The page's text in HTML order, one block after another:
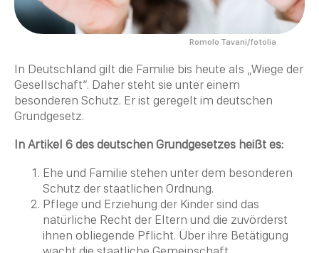
Romolo Tavani/fotolia
In Deutschland gilt die Familie bis heute als „Wiege der
Gesellschaft“. Daher steht sie unter einem
besonderen Schutz. Er ist geregelt im deutschen
Grundgesetz.
In Artikel 6 des deutschen Grundgesetzes heißt es:
Ehe und Familie stehen unter dem besonderen
Schutz der staatlichen Ordnung.
Pflege und Erziehung der Kinder sind das
natürliche Recht der Eltern und die zuvörderst
ihnen obliegende Pflicht. Über ihre Betätigung